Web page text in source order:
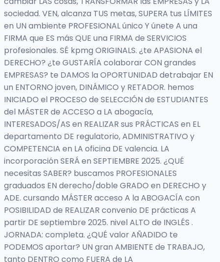
sociedad. VEN, alcanza TUS metas, SUPERA tus LÍMITES
en UN ambiente PROFESIONAL único Y únete A una
FIRMA que ES más QUE una FIRMA de SERVICIOS
profesionales. SÉ kpmg ORIGINALS. ¿te APASIONA el
DERECHO? ¿te GUSTARÍA colaborar CON grandes
EMPRESAS? te DAMOS la OPORTUNIDAD detrabajar EN
un ENTORNO joven, DINÁMICO y RETADOR. hemos
INICIADO el PROCESO de SELECCIÓN de ESTUDIANTES
del MÁSTER de ACCESO a LA abogacía,
INTERESADOS/AS en REALIZAR sus PRÁCTICAS en EL
departamento DE regulatorio, ADMINISTRATIVO y
COMPETENCIA en LA oficina DE valencia. LA
incorporación SERÁ en SEPTIEMBRE 2025. ¿QUÉ
necesitas SABER? buscamos PROFESIONALES
graduados EN derecho/doble GRADO en DERECHO y
ADE. cursando MÁSTER acceso A la ABOGACÍA con
POSIBILIDAD de REALIZAR convenio DE prácticas A
partir DE septiembre 2025. nivel ALTO de INGLÉS .
JORNADA: completa. ¿QUÉ valor AÑADIDO te
PODEMOS aportar? UN gran AMBIENTE de TRABAJO,
tanto DENTRO como FUERA de LA